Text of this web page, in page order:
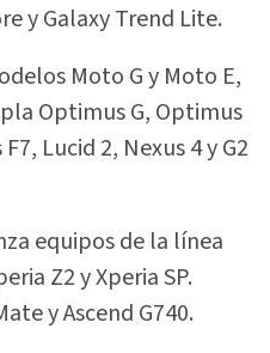
y Galaxy Trend Lite.
Moto G y Moto E,
Optimus G, Optimus
Lucid 2, Nexus 4 y G2
equipos de la línea
Z2 y Xperia SP.
y Ascend G740.